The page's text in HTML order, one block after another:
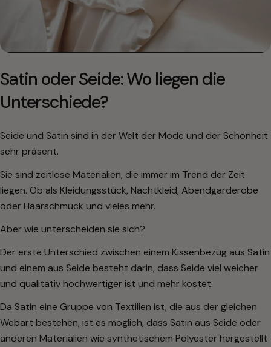
Satin oder Seide: Wo liegen die
Unterschiede?
Seide und Satin sind in der Welt der Mode und der Schönheit
sehr präsent.
Sie sind zeitlose Materialien, die immer im Trend der Zeit
liegen. Ob als Kleidungsstück, Nachtkleid, Abendgarderobe
oder Haarschmuck und vieles mehr.
Aber wie unterscheiden sie sich?
Der erste Unterschied zwischen einem Kissenbezug aus Satin
und einem aus Seide besteht darin, dass Seide viel weicher
und qualitativ hochwertiger ist und mehr kostet.
Da Satin eine Gruppe von Textilien ist, die aus der gleichen
Webart bestehen, ist es möglich, dass Satin aus Seide oder
anderen Materialien wie synthetischem Polyester hergestellt